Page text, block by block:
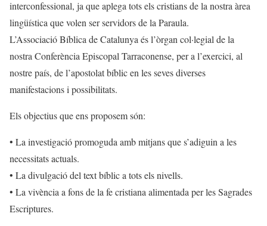
interconfessional, ja que aplega tots els cristians de la nostra àrea
lingüística que volen ser servidors de la Paraula.
L’Associació Bíblica de Catalunya és l’òrgan col·legial de la
nostra Conferència Episcopal Tarraconense, per a l’exercici, al
nostre país, de l’apostolat bíblic en les seves diverses
manifestacions i possibilitats.
Els objectius que ens proposem són:
• La investigació promoguda amb mitjans que s’adiguin a les
necessitats actuals.
• La divulgació del text bíblic a tots els nivells.
• La vivència a fons de la fe cristiana alimentada per les Sagrades
Escriptures.